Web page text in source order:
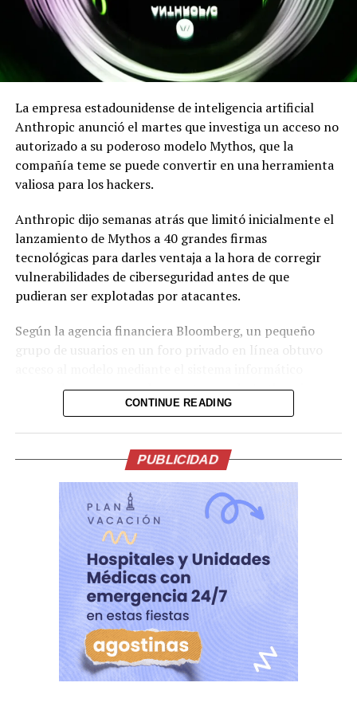
tomografías computarizadas ya realizadas por otros
motivos, especialmente en pacientes de alto riesgo,
como aquellos con diabetes de reciente aparición, e
identificar un riesgo elevado antes de que aparezca
Este estudio pertenece a la iniciativa Precure de la
Clínica Mayo, un programa que busca redecir y prevenir
enfermedades mediante la identificación de los primeros
cambios biológicos en el organismo antes de que
Facebook X
Me gusta esto:
La empresa estadounidense de inteligencia artificial
Anthropic anunció el martes que investiga un acceso no
autorizado a su poderoso modelo Mythos, que la
compañía teme se puede convertir en una herramienta
valiosa para los hackers.
Anthropic dijo semanas atrás que limitó inicialmente el
lanzamiento de Mythos a 40 grandes firmas
tecnológicas para darles ventaja a la hora de corregir
vulnerabilidades de ciberseguridad antes de que
pudieran ser explotadas por atacantes.
Según la agencia financiera Bloomberg, un pequeño
grupo de usuarios en un foro privado en línea obtuvo
reservado para proveedores externos de Anthropic.
Preview a través de uno de nuestros entornos de
proveedores externos», dijo a la AFP un portavoz de
Los usuarios obtuvieron acceso a Mythos por varios
medios, incluyendo el uso de los permisos que uno de los
participantes tenía como empleado de una empresa
contratista de Anthropic, informó Bloomberg.
Anthropic trabaja con un pequeño número de
proveedores externos que ayudan en el desarrollo de
modelos.
CONTINUE READING
PUBLICIDAD